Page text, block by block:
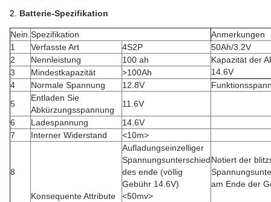
2. Batterie-Spezifikation
Nein.Spezifikation
Anmerkungen
1
Verfasste Art 4S2P
50Ah/3.2V
2
Nennleistung 100 ah
Kapazität der
14.6V
3 Mindestkapazität
>100Ah
4
Normale Spannung 12.8V
5
Entladen Sie
Abkürzungsspannung
11.6V
6
Ladespannung
14.6V
7
Interner Widerstand <10m>
8
Konsequente Attribute
Aufladungseinzelliger
Spannungsunterschied
des ende (völlig
Gebühr 14.6V)
<50mv>
Notiert der
am Ende der